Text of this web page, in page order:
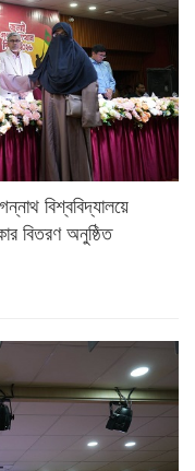
বিশ্ববিদ্যালয়ে
বিতরণ অনুষ্ঠিত